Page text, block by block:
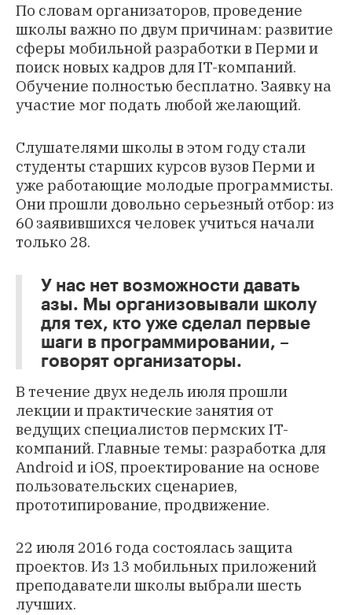
По словам организаторов, проведение
школы важно по двум причинам: развитие
сферы мобильной разработки в Перми и
поиск новых кадров для IT-компаний.
Обучение полностью бесплатно. Заявку на
участие мог подать любой желающий.
Слушателями школы в этом году стали
студенты старших курсов вузов Перми и
уже работающие молодые программисты.
Они прошли довольно серьезный отбор: из
60 заявившихся человек учиться начали
только 28.
У нас нет возможности давать
азы. Мы организовывали школу
для тех, кто уже сделал первые
шаги в программировании, –
говорят организаторы.
В течение двух недель июля прошли
лекции и практические занятия от
ведущих специалистов пермских IT-
компаний. Главные темы: разработка для
Android и iOS, проектирование на основе
пользовательских сценариев,
прототипирование, продвижение.
22 июля 2016 года состоялась защита
проектов. Из 13 мобильных приложений
преподаватели школы выбрали шесть
лучших.